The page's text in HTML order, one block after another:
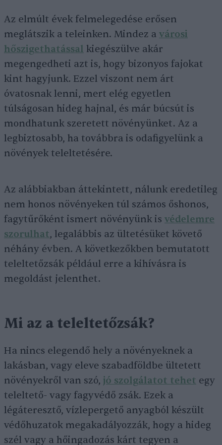
Az elmúlt évek felmelegedése erősen
meglátszik a teleinken. Mindez a városi
hőszigethatással kiegészülve akár
megengedheti azt is, hogy bizonyos fajokat
kint hagyjunk. Ezzel viszont nem árt
óvatosnak lenni, mert elég egyetlen
túlságosan hideg hajnal, és már búcsút is
mondhatunk szeretett növényünket. Az a
legbiztosabb, ha továbbra is odafigyelünk a
növények teleltetésére.
Az alábbiakban áttekintett, nálunk eredetileg
nem honos növényeken túl számos őshonos,
fagytűrőként ismert növényünk is védelemre
szorulhat, legalábbis az ültetésüket követő
néhány évben. A következőkben bemutatott
teleltetőzsák például erre a kihívásra is
megoldást jelenthet.
Mi az a teleltetőzsák?
Ha nincs elegendő hely a növényeknek a
lakásban, vagy eleve szabadföldbe ültetett
növényekről van szó, jó szolgálatot tehet egy
teleltető- vagy fagyvédő zsák. Ezek a
légáteresztő, vízlepergető anyagból készült
védőhuzatok megakadályozzák, hogy a hideg
szél vagy a hőingadozás kárt tegyen a